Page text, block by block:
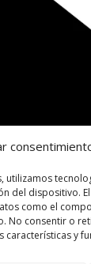
utilizamos
del dispositivo.
como el
No consentir o
características y